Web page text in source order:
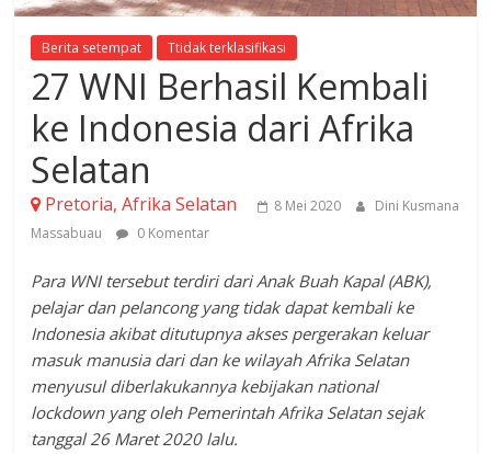
Berita setempat Ttidak terklasifikasi
27 WNI Berhasil Kembali
ke Indonesia dari Afrika
Selatan
Pretoria, Afrika Selatan 8 Mei 2020
Dini Kusmana
Massabuau
0 Komentar
Para WNI tersebut terdiri dari Anak Buah Kapal (ABK),
pelajar dan pelancong yang tidak dapat kembali ke
Indonesia akibat ditutupnya akses pergerakan keluar
masuk manusia dari dan ke wilayah Afrika Selatan
menyusul diberlakukannya kebijakan national
lockdown yang oleh Pemerintah Afrika Selatan sejak
tanggal 26 Maret 2020 lalu.